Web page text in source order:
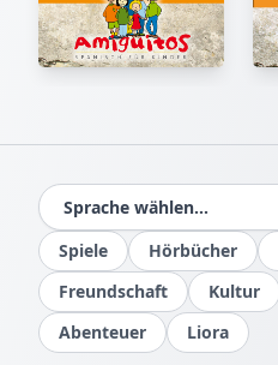
Spiele Hörbücher
Freundschaft
Kultur
Abenteuer
Liora